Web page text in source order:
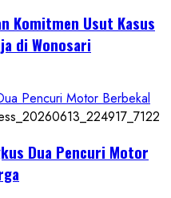
Komitmen Usut Kasus
di Wonosari
Pencuri Motor Berbekal
Dua Pencuri Motor